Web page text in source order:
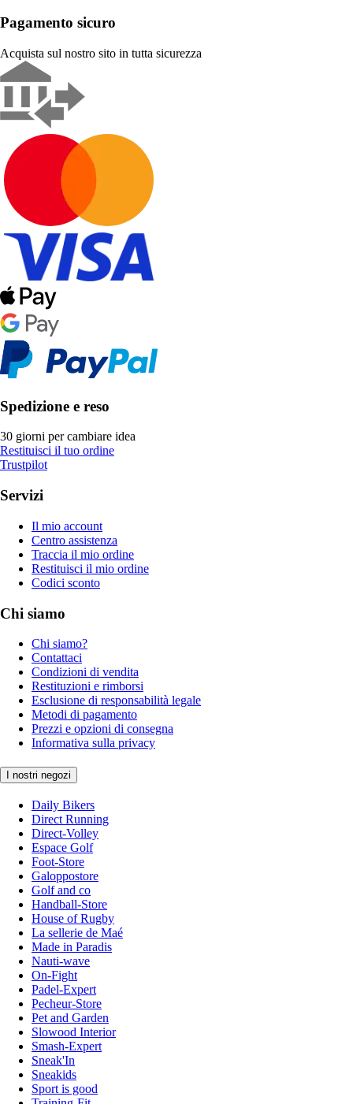
Pagamento sicuro
Acquista sul nostro sito in tutta sicurezza
Spedizione e reso
30 giorni per cambiare idea
Restituisci il tuo ordine
Trustpilot
Servizi
Il mio account
Centro assistenza
Traccia il mio ordine
Restituisci il mio ordine
Codici sconto
Chi siamo
Chi siamo?
Contattaci
Condizioni di vendita
Restituzioni e rimborsi
Esclusione di responsabilità legale
Metodi di pagamento
Prezzi e opzioni di consegna
Informativa sulla privacy
I nostri negozi
Daily Bikers
Direct Running
Direct-Volley
Espace Golf
Foot-Store
Galoppostore
Golf and co
Handball-Store
House of Rugby
La sellerie de Maé
Made in Paradis
Nauti-wave
On-Fight
Padel-Expert
Pecheur-Store
Pet and Garden
Slowood Interior
Smash-Expert
Sneak'In
Sneakids
Sport is good